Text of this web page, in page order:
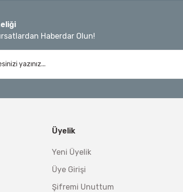
Haberdar Olun!
Üyelik
Yeni Üyelik
Üye Girişi
Şifremi Unuttum